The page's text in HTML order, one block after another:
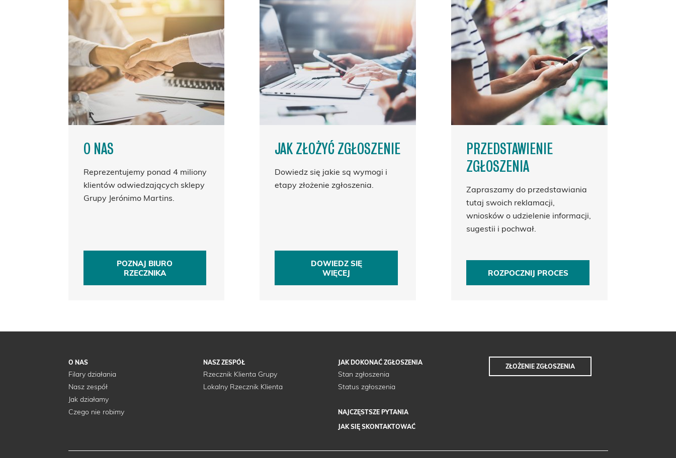
O NAS
Reprezentujemy ponad 4 miliony
klientów odwiedzających sklepy
Grupy Jerónimo Martins.
POZNAJ BIURO
RZECZNIKA
JAK ZŁOŻYĆ ZGŁOSZENIE
Dowiedz się jakie są wymogi i
etapy złożenie zgłoszenia.
DOWIEDZ SIĘ
WIĘCEJ
PRZEDSTAWIENIE
ZGŁOSZENIA
Zapraszamy do przedstawiania
tutaj swoich reklamacji,
wniosków o udzielenie informacji,
sugestii i pochwał.
ROZPOCZNIJ PROCES
O NAS
Filary działania
Nasz zespół
Jak działamy
Czego nie robimy
NASZ ZESPÓŁ
Rzecznik Klienta Grupy
Lokalny Rzecznik Klienta
JAK DOKONAĆ ZGŁOSZENIA
Stan zgłoszenia
Status zgłoszenia
NAJCZĘSTSZE PYTANIA
JAK SIĘ SKONTAKTOWAĆ
ZŁOŻENIE ZGŁOSZENIA